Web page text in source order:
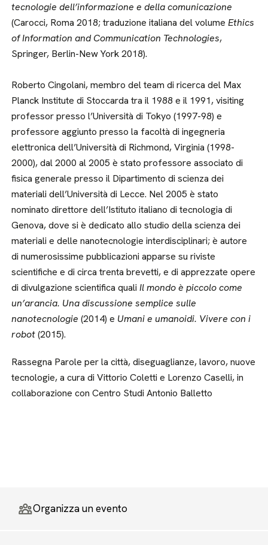
tecnologie dell’informazione e della comunicazione
(Carocci, Roma 2018; traduzione italiana del volumeEthics
of Information and Communication Technologies,
Springer, Berlin-New York 2018).
Roberto Cingolani, membro del team di ricerca del Max
Planck Institute di Stoccarda tra il 1988 e il 1991, visiting
professor presso l’Università di Tokyo (1997-98) e
professore aggiunto presso la facoltà di ingegneria
elettronica dell’Università di Richmond, Virginia (1998-
2000), dal 2000 al 2005 è stato professore associato di
fisica generale presso il Dipartimento di scienza dei
materiali dell’Università di Lecce. Nel 2005 è stato
nominato direttore dell’Istituto italiano di tecnologia di
Genova, dove si è dedicato allo studio della scienza dei
materiali e delle nanotecnologie interdisciplinari; è autore
di numerosissime pubblicazioni apparse su riviste
scientifiche e di circa trenta brevetti, e di apprezzate opere
di divulgazione scientifica qualiIl mondo è piccolo come
un’arancia. Una discussione semplice sulle
nanotecnologie(2014) e Umani e umanoidi. Vivere con i
robot(2015).
Rassegna Parole per la città, diseguaglianze, lavoro, nuove
tecnologie, a cura di Vittorio Coletti e Lorenzo Caselli, in
collaborazione con Centro Studi Antonio Balletto
Organizza un evento